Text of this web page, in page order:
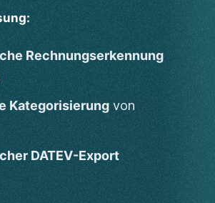
Rechnungserkennung
Kategorisierung von
DATEV-Export